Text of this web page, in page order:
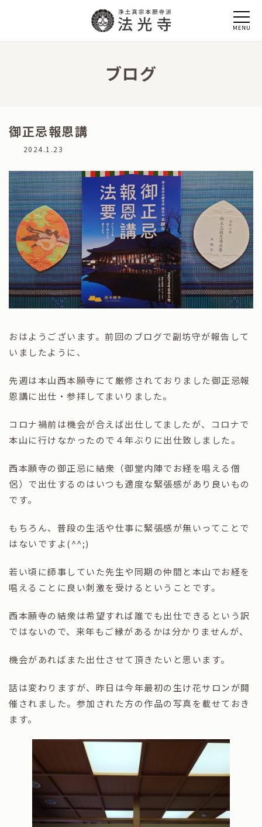
ブログ
御正忌報恩講
最
更
新
日
時
:
2024.1.23
おはようございます。前回のブログで副坊守が報告して
いましたように、
先週は本山西本願寺にて厳修されておりました御正忌報
恩講に出仕・参拝してまいりました。
コロナ禍前は機会が合えば出仕してましたが、コロナで
本山に行けなかったので４年ぶりに出仕致しました。
西本願寺の御正忌に結衆（御堂内陣でお経を唱える僧
侶）で出仕するのはいつも適度な緊張感があり良いもの
です。
もちろん、普段の生活や仕事に緊張感が無いってことで
はないですよ(^^;)
若い頃に師事していた先生や同期の仲間と本山でお経を
唱えることに良い刺激を受けるということです。
西本願寺の結衆は希望すれば誰でも出仕できるという訳
ではないので、来年もご縁があるかは分かりませんが、
機会があればまた出仕させて頂きたいと思います。
話は変わりますが、昨日は今年最初の生け花サロンが開
催されました。参加された方の作品の写真を載せておき
ます。